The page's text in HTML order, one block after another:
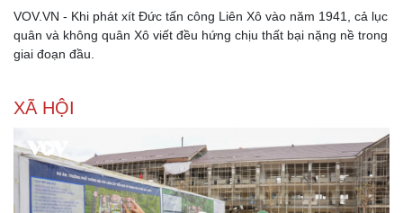
hàng chục máy bay phát xít Đức.
Vì sao không quân Liên Xô thất bại trước phát xít
Đức năm 1941?